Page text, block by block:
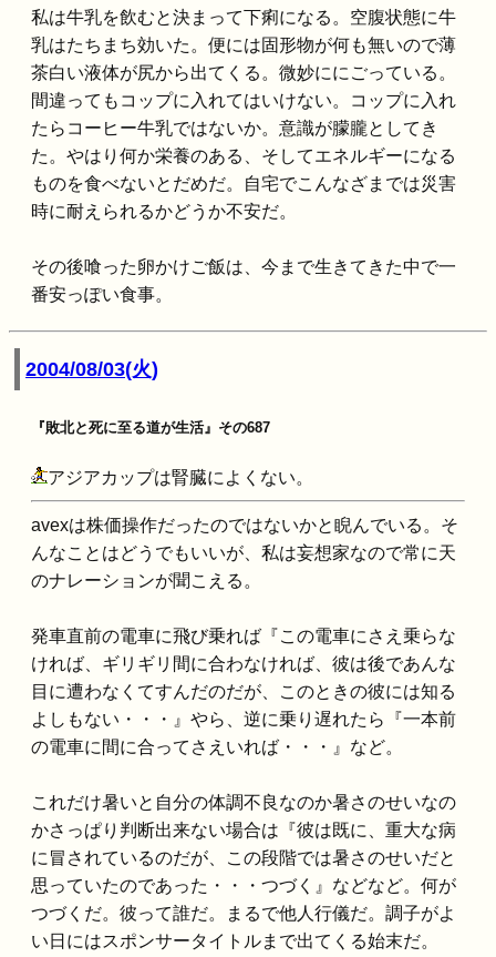
私は牛乳を飲むと決まって下痢になる。空腹状態に牛
乳はたちまち効いた。便には固形物が何も無いので薄
茶白い液体が尻から出てくる。微妙ににごっている。
間違ってもコップに入れてはいけない。コップに入れ
たらコーヒー牛乳ではないか。意識が朦朧としてき
た。やはり何か栄養のある、そしてエネルギーになる
ものを食べないとだめだ。自宅でこんなざまでは災害
時に耐えられるかどうか不安だ。
その後喰った卵かけご飯は、今まで生きてきた中で一
番安っぽい食事。
2004/08/03(火)
『敗北と死に至る道が生活』その687
アジアカップは腎臓によくない。
avexは株価操作だったのではないかと睨んでいる。そ
んなことはどうでもいいが、私は妄想家なので常に天
のナレーションが聞こえる。
発車直前の電車に飛び乗れば『この電車にさえ乗らな
ければ、ギリギリ間に合わなければ、彼は後であんな
目に遭わなくてすんだのだが、このときの彼には知る
よしもない・・・』やら、逆に乗り遅れたら『一本前
の電車に間に合ってさえいれば・・・』など。
これだけ暑いと自分の体調不良なのか暑さのせいなの
かさっぱり判断出来ない場合は『彼は既に、重大な病
に冒されているのだが、この段階では暑さのせいだと
思っていたのであった・・・つづく』などなど。何が
つづくだ。彼って誰だ。まるで他人行儀だ。調子がよ
い日にはスポンサータイトルまで出てくる始末だ。